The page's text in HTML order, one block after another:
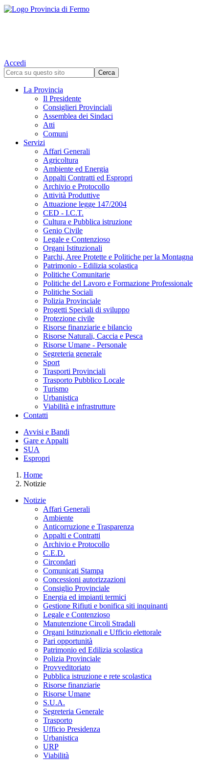
Accedi
La Provincia
Il Presidente
Consiglieri Provinciali
Assemblea dei Sindaci
Atti
Comuni
Servizi
Affari Generali
Agricoltura
Ambiente ed Energia
Appalti Contratti ed Espropri
Archivio e Protocollo
Attività Produttive
Attuazione legge 147/2004
CED - I.C.T.
Cultura e Pubblica istruzione
Genio Civile
Legale e Contenzioso
Organi Istituzionali
Parchi, Aree Protette e Politiche per la Montagna
Patrimonio - Edilizia scolastica
Politiche Comunitarie
Politiche del Lavoro e Formazione Professionale
Politiche Sociali
Polizia Provinciale
Progetti Speciali di sviluppo
Protezione civile
Risorse finanziarie e bilancio
Risorse Naturali, Caccia e Pesca
Risorse Umane - Personale
Segreteria generale
Sport
Trasporti Provinciali
Trasporto Pubblico Locale
Turismo
Urbanistica
Viabilità e infrastrutture
Contatti
Avvisi e Bandi
Gare e Appalti
SUA
Espropri
Home
Notizie
Notizie
Affari Generali
Ambiente
Anticorruzione e Trasparenza
Appalti e Contratti
Archivio e Protocollo
C.E.D.
Circondari
Comunicati Stampa
Concessioni autorizzazioni
Consiglio Provinciale
Energia ed impianti termici
Gestione Rifiuti e bonifica siti inquinanti
Legale e Contenzioso
Manutenzione Circoli Stradali
Organi Istituzionali e Ufficio elettorale
Pari opportunità
Patrimonio ed Edilizia scolastica
Polizia Provinciale
Provveditoriato
Pubblica istruzione e rete scolastica
Risorse finanziarie
Risorse Umane
S.U.A.
Segreteria Generale
Trasporto
Ufficio Presidenza
Urbanistica
URP
Viabilità